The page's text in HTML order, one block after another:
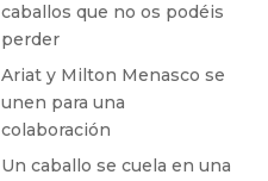
caballos que no os podéis
perder
Ariat y Milton Menasco se
unen para una
colaboración
Un caballo se cuela en una